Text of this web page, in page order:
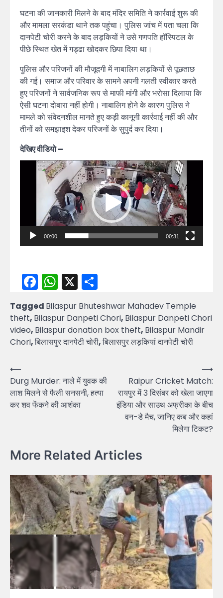
घटना की जानकारी मिलने के बाद मंदिर समिति ने कार्रवाई शुरू की
और मामला सरकंडा थाने तक पहुंचा। पुलिस जांच में पता चला कि
दानपेटी चोरी करने के बाद लड़कियों ने उसे गणपति हॉस्पिटल के
पीछे स्थित खेत में गड्ढा खोदकर छिपा दिया था।
पुलिस और परिजनों की मौजूदगी में नाबालिग लड़कियों से पूछताछ
की गई। समाज और परिवार के सामने अपनी गलती स्वीकार करते
हुए परिजनों ने सार्वजनिक रूप से माफी मांगी और भरोसा दिलाया कि
ऐसी घटना दोबारा नहीं होगी। नाबालिग होने के कारण पुलिस ने
मामले को संवेदनशील मानते हुए कड़ी कानूनी कार्रवाई नहीं की और
तीनों को समझाइश देकर परिजनों के सुपुर्द कर दिया।
देखिए वीडियो –
Video
00:00 00:31
Facebook
WhatsApp
X
Tagged Bilaspur Bhuteshwar Mahadev Temple
theft, Bilaspur Danpeti Chori, Bilaspur Danpeti Chori
video, Bilaspur donation box theft, Bilaspur Mandir
Chori,बिलासपुर दानपेटी चोरी,बिलासपुर लड़कियां दानपेटी चोरी
Post
navigation
⟵
Durg Murder: नाले में युवक की
लाश मिलने से फैली सनसनी, हत्या
कर शव फेंकने की आशंका
Raipur Cricket Match:
रायपुर में 3 दिसंबर को खेला जाएगा
इंडिया और साउथ अफ्रीका के बीच
वन-डे मैच, जानिए कब और कहां
मिलेगा टिकट?
⟶
More Related Articles